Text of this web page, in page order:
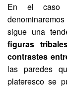
En el caso
sigue una
figuras
contrastes
las paredes
plateresco se